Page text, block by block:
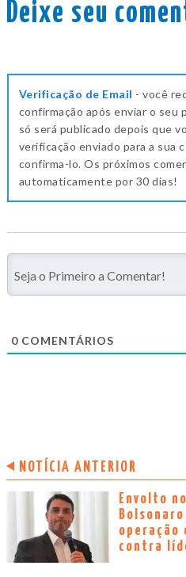
Deixe seu
Verificação de Email - você
confirmação após enviar o seu
só será publicado depois que
verificação enviado para a sua
confirma-lo. Os próximos
automaticamente por 30 dias!
0 COMENTÁRIOS
NOTÍCIA ANTERIOR
Envolto
operação
contra